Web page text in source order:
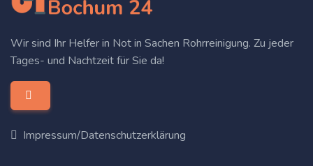
Wir sind Ihr Helfer in Not in Sachen Rohrreinigung. Zu jeder
Tages- und Nachtzeit für Sie da!
Impressum/Datenschutzerklärung